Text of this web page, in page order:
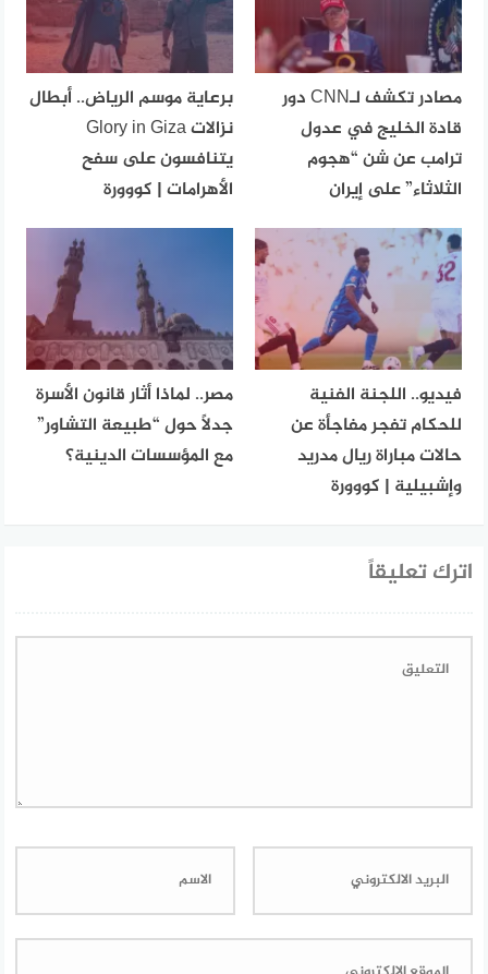
مصادر تكشف لـCNN دور
قادة الخليج في عدول
ترامب عن شن “هجوم
الثلاثاء” على إيران
برعاية موسم الرياض.. أبطال
نزالات Glory in Giza
يتنافسون على سفح
الأهرامات | كووورة
فيديو.. اللجنة الفنية
للحكام تفجر مفاجأة عن
حالات مباراة ريال مدريد
وإشبيلية | كووورة
مصر.. لماذا أثار قانون الأسرة
جدلاً حول “طبيعة التشاور”
مع المؤسسات الدينية؟
اترك تعليقاً